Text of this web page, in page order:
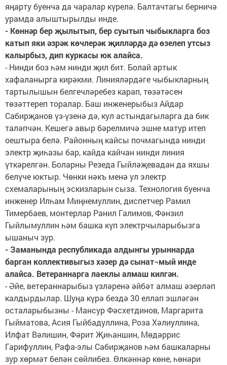
яңарту буенча да чаралар күрелә. Балтачтагы берничә
урамда алыштырылды инде.
- Көннәр бер җылытып, бер суытып чыбыкларга боз
катып яки әзрәк көчлерәк җилләрдә дә өзелеп утсыз
калырбыз, дип куркасы юк алайса.
- Нинди боз һәм нинди җил бит. Болай артык
хафаланырга кирәкми. Линияләрдәге чыбыкларның
тартылышын белгечләребез карап, төзәтәсен
төзәттереп торалар. Баш инженерыбыз Айдар
Сабирҗанов үз-үзенә дә, кул астындагыларга да бик
таләпчән. Кешегә авыр бәрелмичә эшне матур итеп
оештыра белә. Районның кайсы почмагында нинди
электр җиһазы бар, кайда кайчан нинди линия
үткәрелгән. Боларны Резеда Гыйләҗевадан да яхшы
белүче юктыр. Чөнки нәкъ менә ул электр
схемаларының эскизларын сыза. Технология буенча
инженер Илһам Миңнемуллин, диспетчер Рамил
Тимербаев, монтерлар Ранил Галимов, Фәнзил
Гыйлымуллин һәм башка күп электрчыларыбызга
ышаныч зур.
- Заманында республикада алдынгы урыннарда
барган коллективыгыз хәзер дә сынат¬мый инде
алайса. Ветераннарга лаеклы алмаш килгән.
- Әйе, ветераннарыбыз үзләренә әйбәт алмаш әзерләп
калдырдылар. Шуңа күрә бездә 30 еллап эшләгән
осталарыбызны - Мансур Фәсхетдинов, Маргарита
Гыйматова, Асия Гыйбадуллина, Роза Хәлиуллина,
Илфат Вәлишин, Фәрит Җиһаншин, Мөдәррис
Гарифуллин, Рафа-элы Сабирҗанов һәм башкаларны
зур хөрмәт белән сөйлибез. Өлкәннәр көне, һөнәри